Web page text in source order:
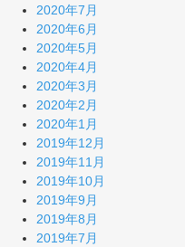
2020年7月
2020年6月
2020年5月
2020年4月
2020年3月
2020年2月
2020年1月
2019年12月
2019年11月
2019年10月
2019年9月
2019年8月
2019年7月